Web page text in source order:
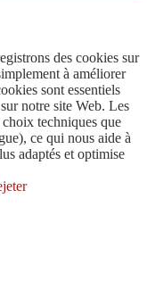
des cookies sur
à améliorer
sont essentiels
notre site Web. Les
techniques que
ce qui nous aide à
adaptés et optimise